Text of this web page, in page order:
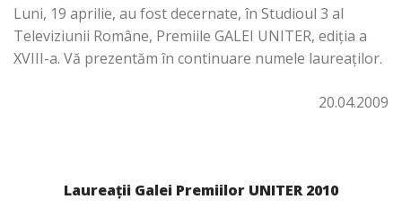
Luni, 19 aprilie, au fost decernate, în Studioul 3 al
Televiziunii Române, Premiile GALEI UNITER, ediţia a
XVIII-a. Vă prezentăm în continuare numele laureaților.
20.04.2009
Laureaţii Galei Premiilor UNITER 2010